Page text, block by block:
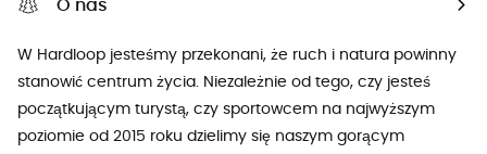
O nas
W Hardloop jesteśmy przekonani, że ruch i natura powinny
stanowić centrum życia. Niezależnie od tego, czy jesteś
początkującym turystą, czy sportowcem na najwyższym
poziomie od 2015 roku dzielimy się naszym gorącym